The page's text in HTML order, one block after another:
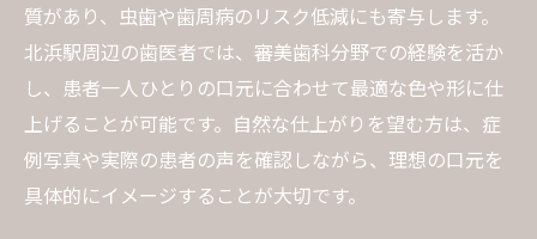
質があり、虫歯や歯周病のリスク低減にも寄与します。
北浜駅周辺の歯医者では、審美歯科分野での経験を活か
し、患者一人ひとりの口元に合わせて最適な色や形に仕
上げることが可能です。自然な仕上がりを望む方は、症
例写真や実際の患者の声を確認しながら、理想の口元を
具体的にイメージすることが大切です。